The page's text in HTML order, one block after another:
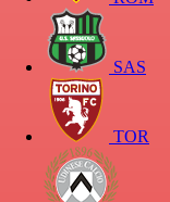
SAS
TOR